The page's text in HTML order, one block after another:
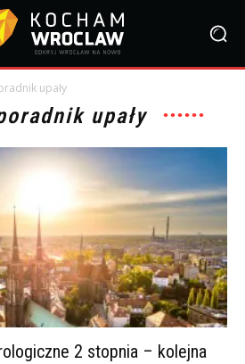
upały
upały
2 stopnia – kolejna